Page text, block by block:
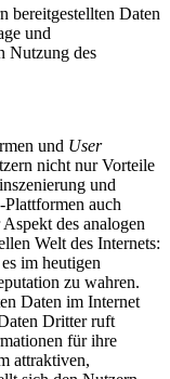
bereitgestellten Daten
und
Nutzung des
und User
nicht nur Vorteile
und
auch
des analogen
Welt des Internets:
im heutigen
zu wahren.
Daten im Internet
Dritter ruft
für ihre
attraktiven,